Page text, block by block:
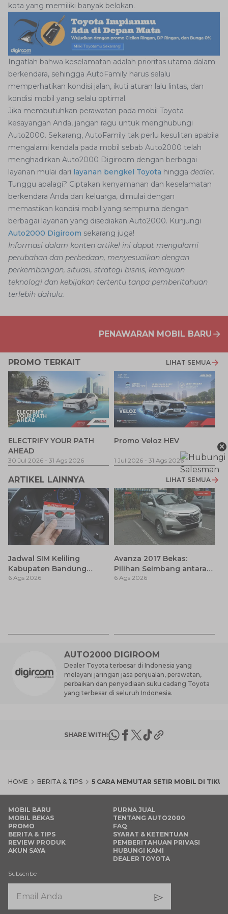
kota yang memiliki banyak belokan.
Ingatlah bahwa keselamatan adalah prioritas utama dalam
berkendara, sehingga AutoFamily harus selalu
memperhatikan kondisi jalan, ikuti aturan lalu lintas, dan
kondisi mobil yang selalu optimal.
Jika membutuhkan perawatan pada mobil Toyota
kesayangan Anda, jangan ragu untuk menghubungi
Auto2000. Sekarang, AutoFamily tak perlu kesulitan apabila
mengalami kendala pada mobil sebab Auto2000 telah
menghadirkan Auto2000 Digiroom dengan berbagai
layanan mulai dari layanan bengkel Toyota hingga dealer.
Tunggu apalagi? Ciptakan kenyamanan dan keselamatan
berkendara Anda dan keluarga, dimulai dengan
memastikan kondisi mobil yang sempurna dengan
berbagai layanan yang disediakan Auto2000. Kunjungi
Auto2000 Digiroom sekarang juga!
Informasi dalam konten artikel ini dapat mengalami
perubahan dan perbedaan, menyesuaikan dengan
perkembangan, situasi, strategi bisnis, kemajuan
teknologi dan kebijakan tertentu tanpa pemberitahuan
terlebih dahulu.
PENAWARAN MOBIL BARU
PROMO TERKAIT LIHAT SEMUA
ELECTRIFY YOUR PATH
AHEAD
30 Jul 2026 - 31 Ags 2026
Promo Veloz HEV
1 Jul 2026 - 31 Ags 2026
1
ARTIKEL LAINNYA LIHAT SEMUA
Jadwal SIM Keliling
Kabupaten Bandung
Terbaru 2026 dan
6 Ags 2026
Avanza 2017 Bekas:
Pilihan Seimbang antara
Harga dan Fitur Modern
6 Ags 2026
AUTO2000 DIGIROOM
Dealer Toyota terbesar di Indonesia yang
melayani jaringan jasa penjualan, perawatan,
perbaikan dan penyediaan suku cadang Toyota
yang terbesar di seluruh Indonesia.
SHARE WITH:
HOME BERITA & TIPS 5 CARA MEMUTAR SETIR MOBIL DI
×
MOBIL BARU
MOBIL BEKAS
PROMO
BERITA & TIPS
REVIEW PRODUK
AKUN SAYA
PURNA JUAL
TENTANG AUTO2000
FAQ
SYARAT & KETENTUAN
PEMBERITAHUAN PRIVASI
HUBUNGI KAMI
DEALER TOYOTA
Subscribe